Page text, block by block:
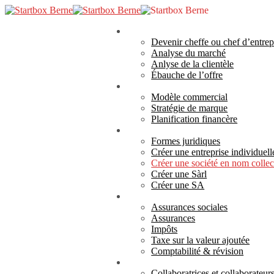
Skip
Devenir cheffe ou chef
Analyse du marché
Anlyse de la clientèle
Ébauche de l’offre
Modèle commercial
Stratégie de marque
Planification financère
Formes juridiques
Créer une entreprise
Créer une société en nom
Créer une Sàrl
Créer une SA
Assurances sociales
Assurances
Impôts
Taxe sur la valeur ajoutée
Comptabilité & révision